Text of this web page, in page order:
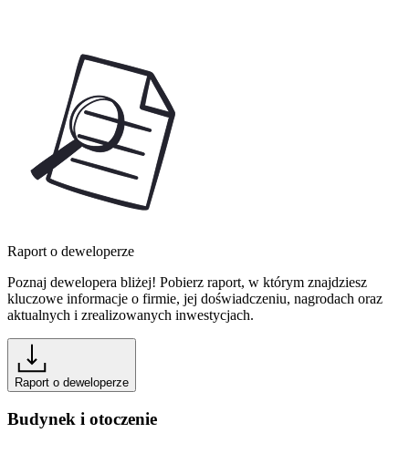
Raport o deweloperze
Poznaj dewelopera bliżej! Pobierz raport, w którym znajdziesz
kluczowe informacje o firmie, jej doświadczeniu, nagrodach oraz
aktualnych i zrealizowanych inwestycjach.
Raport o deweloperze
Budynek i otoczenie